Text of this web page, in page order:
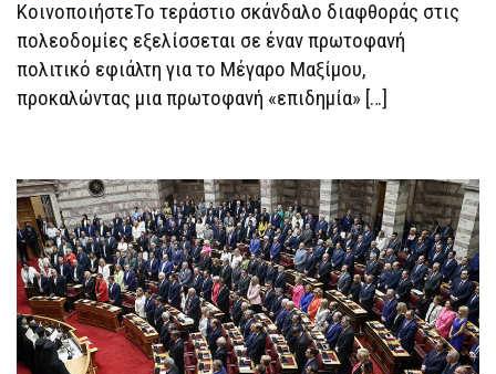
ΠΟΛΕΟΔΟΜΊΕΣ
ΚοινοποιήστεΤο τεράστιο σκάνδαλο διαφθοράς στις
πολεοδομίες εξελίσσεται σε έναν πρωτοφανή
πολιτικό εφιάλτη για το Μέγαρο Μαξίμου,
προκαλώντας μια πρωτοφανή «επιδημία» […]